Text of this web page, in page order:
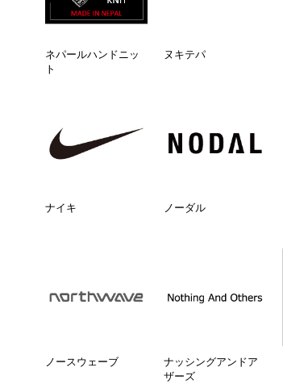
ネパールハンドニッ
ト
ヌキテパ
ナイキ ノーダル
ノースウェーブ
ナッシングアンドア
ザーズ